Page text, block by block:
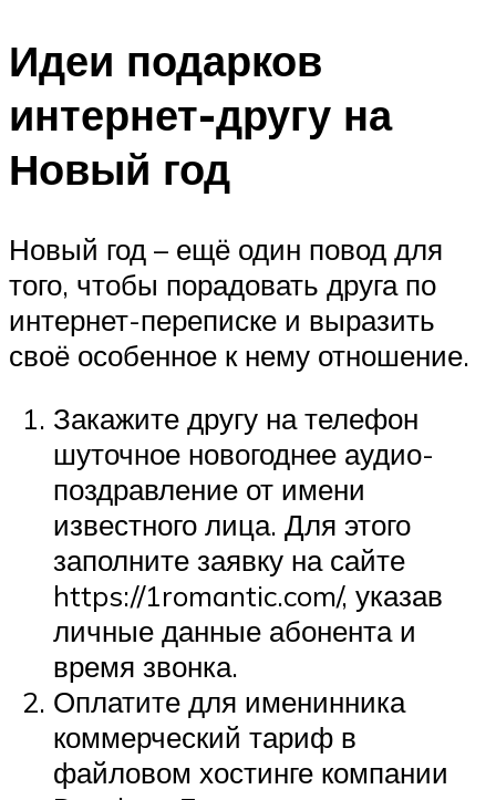
Идеи подарков
интернет-другу на
Новый год
Новый год – ещё один повод для
того, чтобы порадовать друга по
интернет-переписке и выразить
своё особенное к нему отношение.
Закажите другу на телефон
шуточное новогоднее аудио-
поздравление от имени
известного лица. Для этого
заполните заявку на сайте
https://1romantic.com/, указав
личные данные абонента и
время звонка.
Оплатите для именинника
коммерческий тариф в
файловом хостинге компании